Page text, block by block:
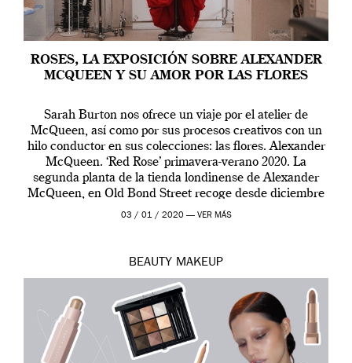
ROSES, LA EXPOSICIÓN SOBRE ALEXANDER
MCQUEEN Y SU AMOR POR LAS FLORES
Sarah Burton nos ofrece un viaje por el atelier de
McQueen, así como por sus procesos creativos con un
hilo conductor en sus colecciones: las flores. Alexander
McQueen. ‘Red Rose’ primavera-verano 2020. La
segunda planta de la tienda londinense de Alexander
McQueen, en Old Bond Street recoge desde diciembre
de 2019 hasta final de abril […]
03 / 01 / 2020 — VER MÁS
BEAUTY MAKEUP